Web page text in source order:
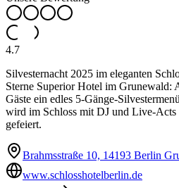
4.7
Silvesternacht 2025 im eleganten
Sterne Superior Hotel im Grunewald:
Gäste ein edles 5-Gänge-
wird im Schloss mit DJ und Live-Acts
gefeiert.
Brahmsstraße 10, 14193 Berlin
www.schlosshotelberlin.de